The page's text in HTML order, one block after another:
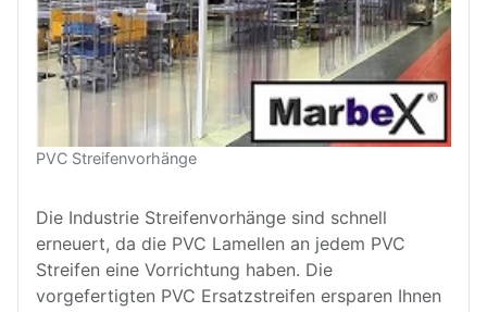
PVC Streifenvorhänge
Die Industrie Streifenvorhänge sind schnell
erneuert, da die PVC Lamellen an jedem PVC
Streifen eine Vorrichtung haben. Die
vorgefertigten PVC Ersatzstreifen ersparen Ihnen